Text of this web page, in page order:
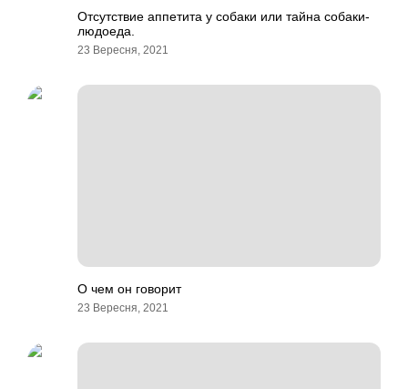
Отсутствие аппетита у собаки или тайна собаки-
людоеда.
23 Вересня, 2021
О чем он говорит
23 Вересня, 2021